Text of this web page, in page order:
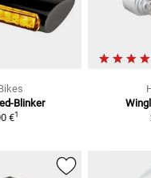
Blinker
€1